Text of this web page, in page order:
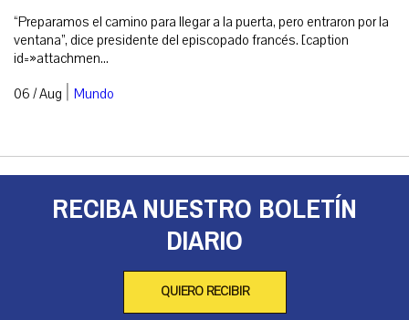
“Preparamos el camino para llegar a la puerta, pero entraron por la
ventana”, dice presidente del episcopado francés. [caption
id=»attachmen...
06 / Aug | Mundo
RECIBA NUESTRO BOLETÍN
DIARIO
QUIERO RECIBIR